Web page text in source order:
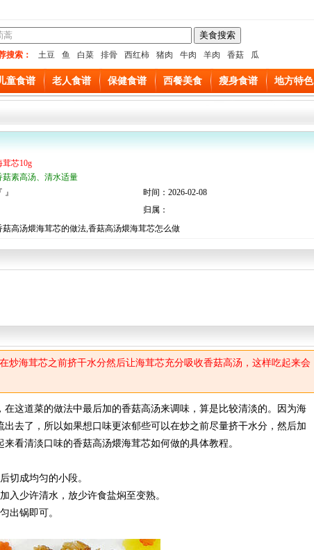
搜索： 土豆 鱼 白菜 排骨 西红柿 猪肉 牛肉 羊肉 香菇 瓜
童食谱 老人食谱 保健食谱 西餐美食 瘦身食谱 地方特色
茸芯10g
菇素高汤、清水适量
时间：2026-02-08
归属：
菇高汤煨海茸芯的做法,香菇高汤煨海茸芯怎么做
炒海茸芯之前挤干水分然后让海茸芯充分吸收香菇高汤，这样吃起来会
道菜的做法中最后加的香菇高汤来调味，算是比较清淡的。因为海
去了，所以如果想口味更浓郁些可以在炒之前尽量挤干水分，然后加
看清淡口味的香菇高汤煨海茸芯如何做的具体教程。
成均匀的小段。
少许清水，放少许食盐焖至变熟。
锅即可。